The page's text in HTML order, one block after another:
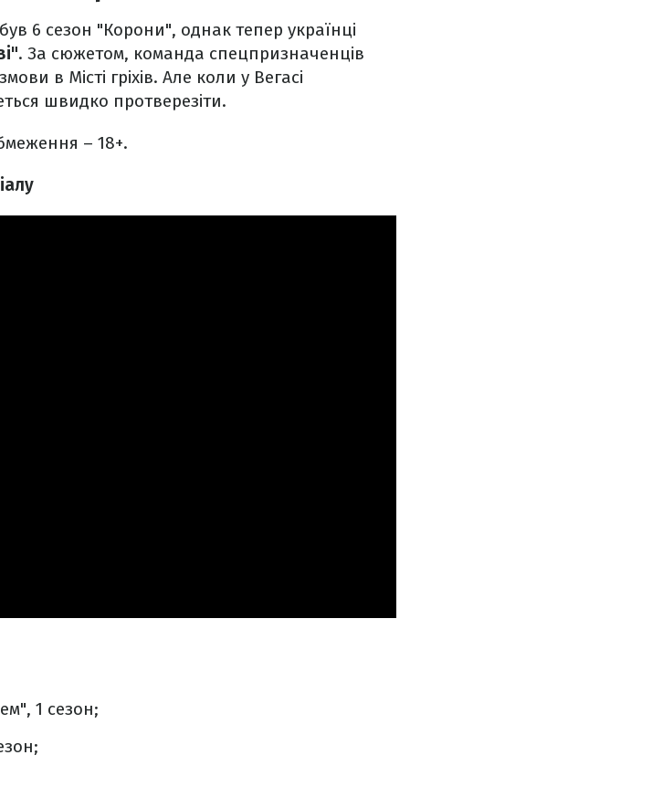
6 сезон "Корони", однак тепер українці
. За сюжетом, команда спецпризначенців
в Місті гріхів. Але коли у Вегасі
швидко протверезіти.
– 18+.
1 сезон;